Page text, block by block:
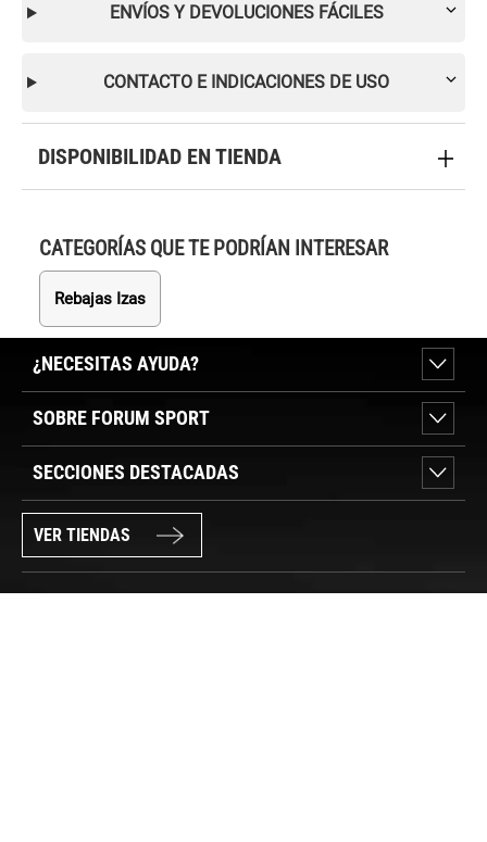
ENVÍOS Y DEVOLUCIONES FÁCILES
CONTACTO E INDICACIONES DE USO
DISPONIBILIDAD EN TIENDA
CATEGORÍAS QUE TE PODRÍAN INTERESAR
Rebajas Izas
¿NECESITAS AYUDA?
SOBRE FORUM SPORT
SECCIONES DESTACADAS
VER TIENDAS